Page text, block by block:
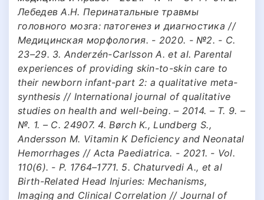
Лебедев А.Н. Перинатальные травмы
головного мозга: патогенез и диагностика //
Медицинская морфология. - 2020. - №2. - С.
23–29. 3. Anderzén-Carlsson A. et al. Parental
experiences of providing skin-to-skin care to
their newborn infant-part 2: a qualitative meta-
synthesis // International journal of qualitative
studies on health and well-being. – 2014. – Т. 9. –
№. 1. – С. 24907. 4. Børch K., Lundberg S.,
Andersson M. Vitamin K Deficiency and Neonatal
Hemorrhages // Acta Paediatrica. - 2021. - Vol.
110(6). - P. 1764–1771. 5. Chaturvedi A., et al
Birth-Related Head Injuries: Mechanisms,
Imaging and Clinical Correlation // Journal of